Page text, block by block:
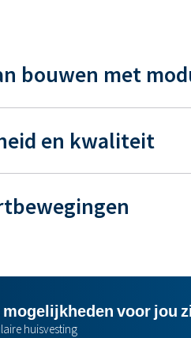
bouwen met
en kwaliteit
voor jou
huisvesting